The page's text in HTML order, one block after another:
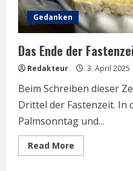
Gedanken
Das Ende der
Redakteur 3. April 2025
Beim Schreiben dieser
Drittel der Fastenzeit. In
Palmsonntag und...
Read More
more